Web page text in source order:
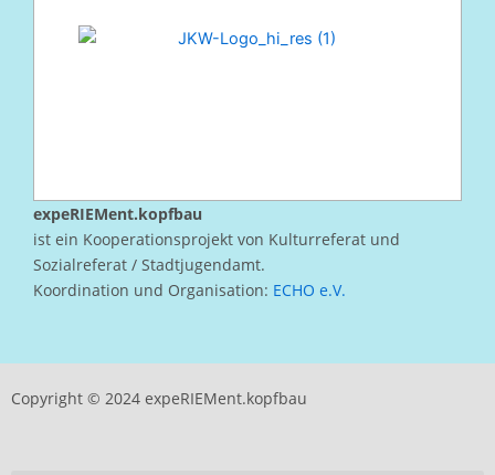
expeRIEMent.kopfbau
ist ein Kooperationsprojekt von Kulturreferat und
Sozialreferat / Stadtjugendamt.
Koordination und Organisation: ECHO e.V.
Copyright © 2024 expeRIEMent.kopfbau